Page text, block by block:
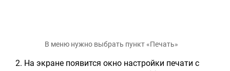
В меню нужно выбрать пункт «Печать»
На экране появится окно настройки печати с